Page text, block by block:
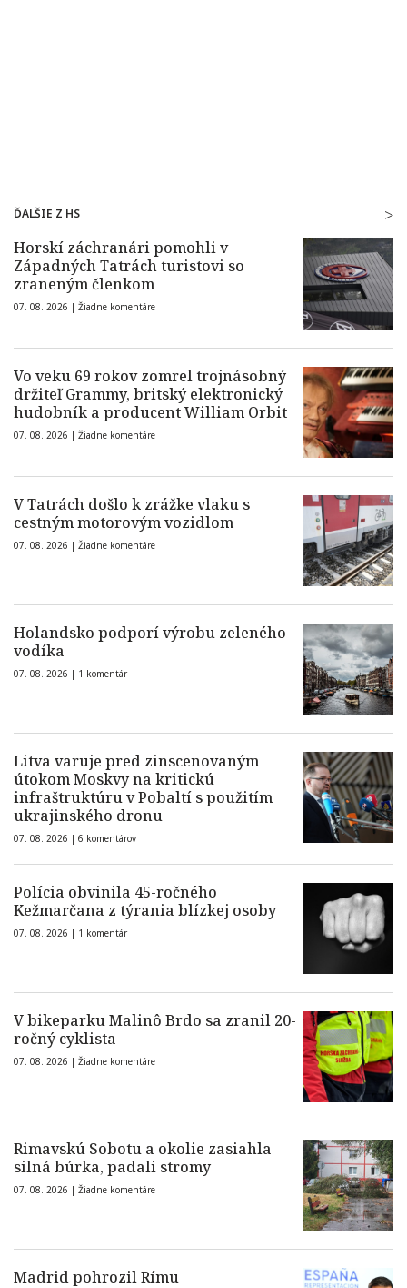
ĎALŠIE Z HS
Horskí záchranári pomohli v
Západných Tatrách turistovi so
zraneným členkom
07. 08. 2026 | Žiadne komentáre
Vo veku 69 rokov zomrel trojnásobný
držiteľ Grammy, britský elektronický
hudobník a producent William Orbit
07. 08. 2026 | Žiadne komentáre
V Tatrách došlo k zrážke vlaku s
cestným motorovým vozidlom
07. 08. 2026 | Žiadne komentáre
Holandsko podporí výrobu zeleného
vodíka
07. 08. 2026 | 1 komentár
Litva varuje pred zinscenovaným
útokom Moskvy na kritickú
infraštruktúru v Pobaltí s použitím
ukrajinského dronu
07. 08. 2026 | 6 komentárov
Polícia obvinila 45-ročného
Kežmarčana z týrania blízkej osoby
07. 08. 2026 | 1 komentár
V bikeparku Malinô Brdo sa zranil 20-
ročný cyklista
07. 08. 2026 | Žiadne komentáre
Rimavskú Sobotu a okolie zasiahla
silná búrka, padali stromy
07. 08. 2026 | Žiadne komentáre
Madrid pohrozil Rímu